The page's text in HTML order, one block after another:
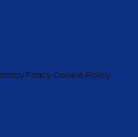
Policy Cookie Policy